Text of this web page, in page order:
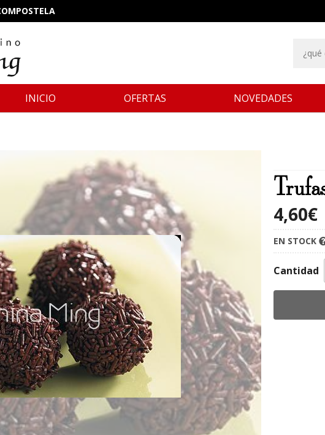
INICIO OFERTAS NOVEDADES
4,60€
EN STOCK
Cantidad